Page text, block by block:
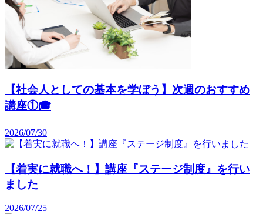
【社会人としての基本を学ぼう】次週のおすすめ
講座①🎓️
2026/07/30
【着実に就職へ！】講座『ステージ制度』を行い
ました
2026/07/25